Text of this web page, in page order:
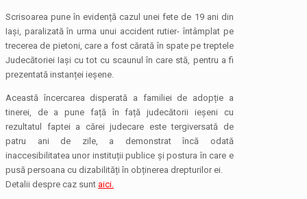
Scrisoarea pune în evidență cazul unei fete de 19 ani din
Iași, paralizată în urma unui accident rutier- întâmplat pe
trecerea de pietoni, care a fost cărată în spate pe treptele
Judecătoriei Iași cu tot cu scaunul în care stă, pentru a fi
prezentată instanței ieșene.
Această încercarea disperată a familiei de adopție a
tinerei, de a pune față în față judecătorii ieșeni cu
rezultatul faptei a cărei judecare este tergiversată de
patru ani de zile, a demonstrat încă odată
inaccesibilitatea unor instituții publice și postura în care e
pusă persoana cu dizabilități în obținerea drepturilor ei.
Detalii despre caz sunt aici.